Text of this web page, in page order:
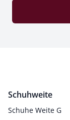
Schuhweite
Schuhe Weite G